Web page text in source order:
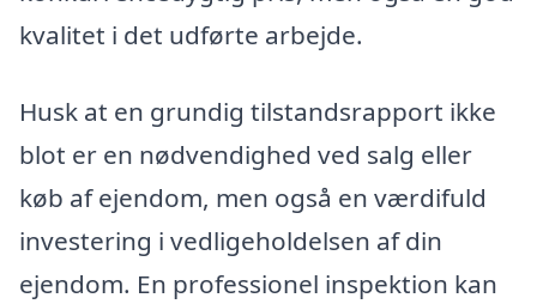
kvalitet i det udførte arbejde.
Husk at en grundig tilstandsrapport ikke
blot er en nødvendighed ved salg eller
køb af ejendom, men også en værdifuld
investering i vedligeholdelsen af din
ejendom. En professionel inspektion kan